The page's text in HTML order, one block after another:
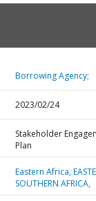
Borrowing Agency;
2023/02/24
Stakeholder
Plan
Eastern Africa,
SOUTHERN AFRICA,